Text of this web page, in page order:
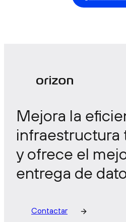
Mejora la
infraestructura
y ofrece el
entrega de
Contactar